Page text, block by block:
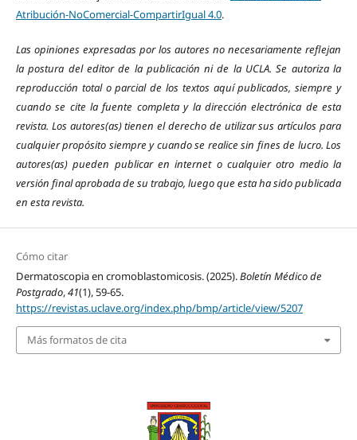
Atribución-NoComercial-CompartirIgual 4.0.
Las opiniones expresadas por los autores no necesariamente reflejan
la postura del editor de la publicación ni de la UCLA. Se autoriza la
reproducción total o parcial de los textos aquí publicados, siempre y
cuando se cite la fuente completa y la dirección electrónica de esta
revista. Los autores(as) tienen el derecho de utilizar sus artículos para
cualquier propósito siempre y cuando se realice sin fines de lucro. Los
autores(as) pueden publicar en internet o cualquier otro medio la
versión final aprobada de su trabajo, luego que esta ha sido publicada
en esta revista.
Cómo citar
Dermatoscopia en cromoblastomicosis. (2025).Boletín Médico de
Postgrado,41(1), 59-65.
https://revistas.uclave.org/index.php/bmp/article/view/5207
Más formatos de cita